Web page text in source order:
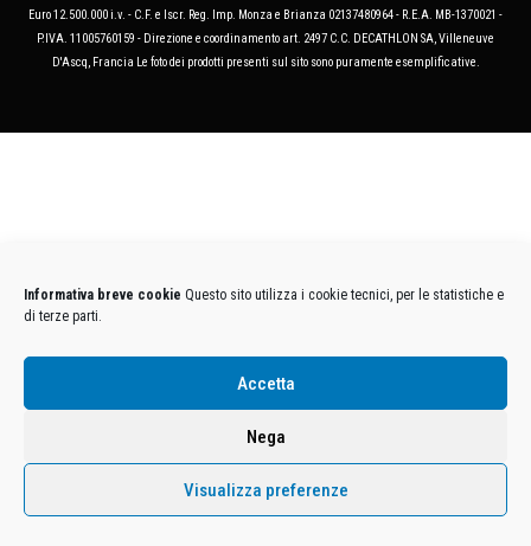
Informativa breve cookie Questo sito utilizza i cookie tecnici, per le statistiche e
di terze parti.
Accetta
Nega
Visualizza preferenze
Euro 12.500.000 i.v. - C.F. e Iscr. Reg. Imp. Monza e Brianza 02137480964 - R.E.A. MB-1370021 -
P.IVA. 11005760159 - Direzione e coordinamento art. 2497 C.C. DECATHLON SA, Villeneuve
D'Ascq, Francia Le foto dei prodotti presenti sul sito sono puramente esemplificative.